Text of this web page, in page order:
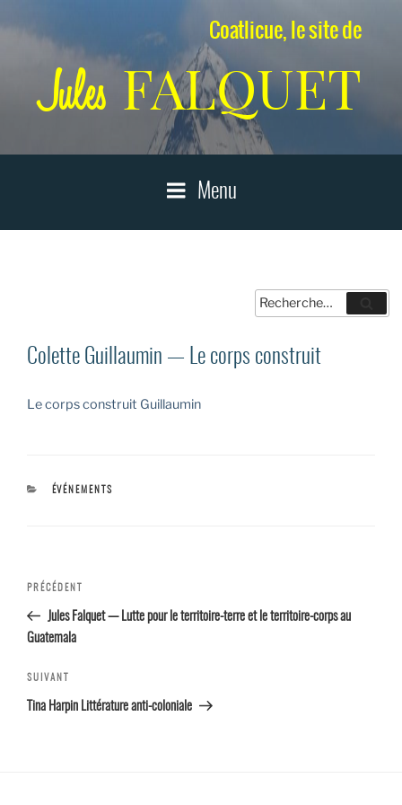
Coatlicue, le site de
Jules FALQUET
Menu
Recherche
pour
Colette Guillaumin — Le corps construit
Le corps construit Guillaumin
CATÉGORIES
ÉVÉNEMENTS
Navigation
de l’article
Article
précédent
PRÉCÉDENT
Jules Falquet — Lutte pour le territoire-terre et le territoire-corps au
Guatemala
Article
suivant
SUIVANT
Tina Harpin Littérature anti-coloniale